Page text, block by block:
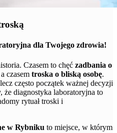
dla Twojego zdrowia!
Czasem to chęć zadbania o
czasem troska o bliską osobę.
często początek ważnej decyzji
diagnostyka laboratoryjna to
rytuał troski i
w Rybniku to miejsce, w którym